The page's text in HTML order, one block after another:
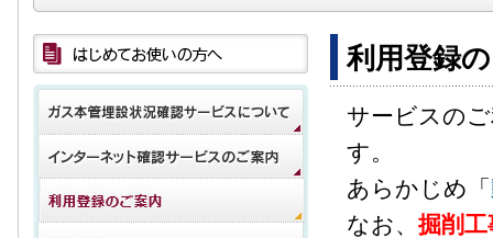
利用登録
サービスの
す。
あらかじめ「
なお、 掘削